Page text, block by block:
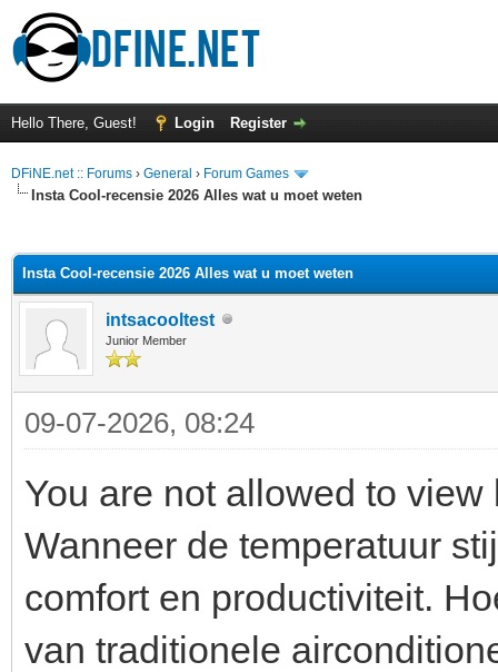
Hello There, Guest! Login Register
DFiNE.net :: Forums › General › Forum Games
Insta Cool-recensie 2026 Alles wat u moet weten
Insta Cool-recensie 2026 Alles wat u moet weten
intsacooltest
Junior Member
09-07-2026, 08:24
You are not allowed to
Wanneer de temperatuur
comfort en productiviteit.
van traditionele